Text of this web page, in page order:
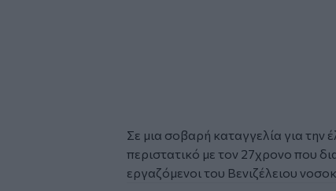
Σε μια σοβαρή καταγγελία για
περιστατικό με τον 27χρονο που
εργαζόμενοι του Βενιζέλειου